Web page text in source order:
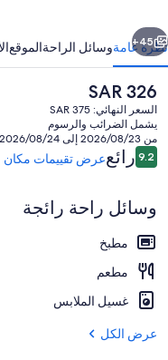
التالي
45+
نظرة عامةوسائل الراحةالموقع
السعر
الحالي
هو
SAR
326
SAR 326
السعر النهائي: SAR 375
يشمل الضرائب والرسوم
من 2026/08/23 إلى 2026/08/24
التقييمات
9.29.2 من 10رائععرض تقييمات مكان الإقامة
وسائل راحة رائجة
مطبخ
مطعم
غسيل الملابس
عرض الكل